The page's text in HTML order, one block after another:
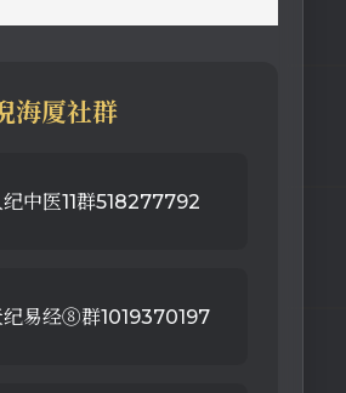
海厦社群
纪中医11群518277792
纪易经⑧群1019370197